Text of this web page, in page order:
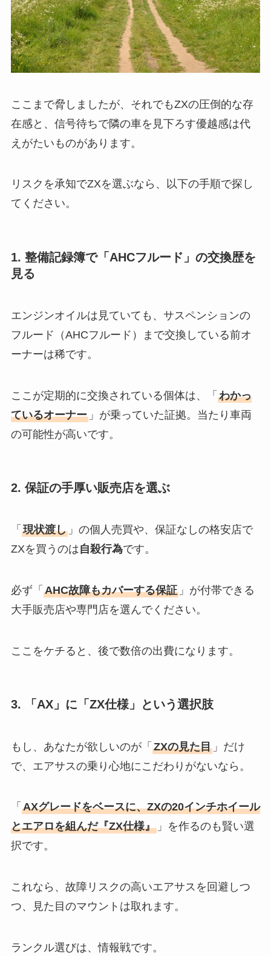
ここまで脅しましたが、それでもZXの圧倒的な存
在感と、信号待ちで隣の車を見下ろす優越感は代
えがたいものがあります。
リスクを承知でZXを選ぶなら、以下の手順で探し
てください。
1. 整備記録簿で「AHCフルード」の交換歴を
見る
エンジンオイルは見ていても、サスペンションの
フルード（AHCフルード）まで交換している前オ
ーナーは稀です。
ここが定期的に交換されている個体は、「 わかっ
ているオーナー」が乗っていた証拠。当たり車両
の可能性が高いです。
2. 保証の手厚い販売店を選ぶ
「 現状渡し」の個人売買や、保証なしの格安店で
ZXを買うのは自殺行為です。
必ず「 AHC故障もカバーする保証」が付帯できる
大手販売店や専門店を選んでください。
ここをケチると、後で数倍の出費になります。
3. 「AX」に「ZX仕様」という選択肢
もし、あなたが欲しいのが「 ZXの見た目」だけ
で、エアサスの乗り心地にこだわりがないなら。
「 AXグレードをベースに、ZXの20インチホイール
とエアロを組んだ『ZX仕様』」を作るのも賢い選
択です。
これなら、故障リスクの高いエアサスを回避しつ
つ、見た目のマウントは取れます。
ランクル選びは、情報戦です。